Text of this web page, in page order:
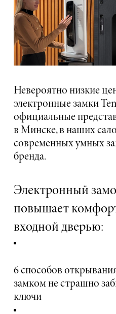
Невероятно низкие
электронные замки
официальные
в Минске, в наших
современных умных
бренда.
Электронный
повышает
входной дверью:
6 способов
замком не страшно
ключи